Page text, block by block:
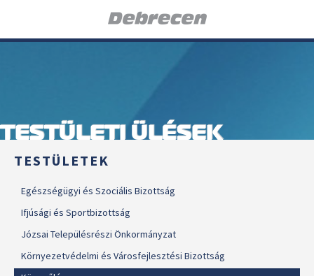
TESTÜLETI ÜLÉSEK
TESTÜLETEK
Egészségügyi és Szociális Bizottság
Ifjúsági és Sportbizottság
Józsai Településrészi Önkormányzat
Környezetvédelmi és Városfejlesztési Bizottság